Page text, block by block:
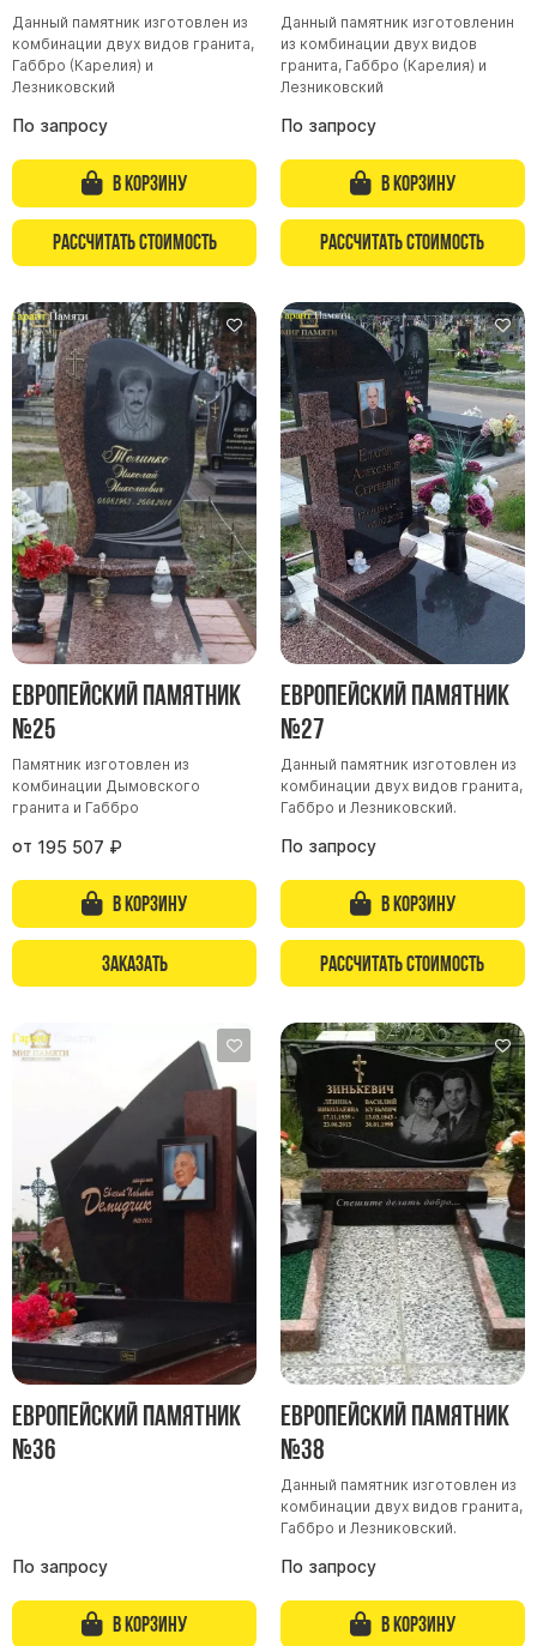
Памятники из Дымовского гранита
Памятники из гранита Возрождение
Памятники из гранита Сюскюянсаари
Памятники из гранита Балтик Грин
Памятники из гранита Покостовский
Памятники из гранита Лезниковский
Памятники из гранита Масловский
Памятники из гранита Токовский
Памятники из гранита Капустинский
Арочные памятники
Памятники Крест
Памятники военным
Часовни из белого мрамора и гранита
Скульптуры, барельефы и бюсты из бронзы
Колумбарий
Недорогие памятники
Памятники с фотокерамикой
Памятники животным
Памятники младенцу
Памятники двойные
Памятники женщине
Памятники маме
Памятники жене
Памятники девушке
Памятники дочери
Памятники мужчине
Памятники дедушке
Памятники мужу
Памятники отцу
Памятники парню
Памятники сыну
Памятники вертикальные
Памятники врачу
Памятники горизонтальные
Памятники классические
Памятники красивые
Памятники Православные
Памятники прямоугольные
Памятники с воздушным креcтом
Данный памятник изготовлен из
комбинации двух видов гранита,
Габбро (Карелия) и
Лезниковский
По запросу
В корзину
Рассчитать стоимость
Данный памятник изготовленин
из комбинации двух видов
гранита, Габбро (Карелия) и
Лезниковский
По запросу
В корзину
Рассчитать стоимость
Европейский памятник
№25
Памятник изготовлен из
комбинации Дымовского
гранита и Габбро
от 195 507 ₽
В корзину
Заказать
Европейский памятник
№27
Данный памятник изготовлен из
комбинации двух видов гранита,
Габбро и Лезниковский.
По запросу
В корзину
Рассчитать стоимость
Европейский памятник
№36
По запросу
В корзину
Европейский памятник
№38
Данный памятник изготовлен из
комбинации двух видов гранита,
Габбро и Лезниковский.
По запросу
В корзину